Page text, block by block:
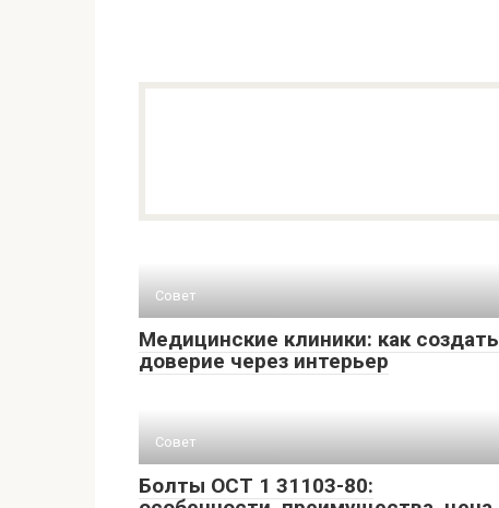
Совет
Медицинские клиники: как создать
доверие через интерьер
Совет
Болты ОСТ 1 31103-80: